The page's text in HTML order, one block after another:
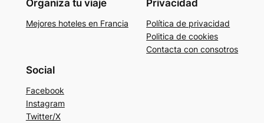
Organiza tu viaje
Mejores hoteles en Francia
Privacidad
Política de privacidad
Politica de cookies
Contacta con consotros
Social
Facebook
Instagram
Twitter/X